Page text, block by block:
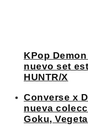
KPop
nuevo set
HUNTR/X
Converse x
nueva
Goku,